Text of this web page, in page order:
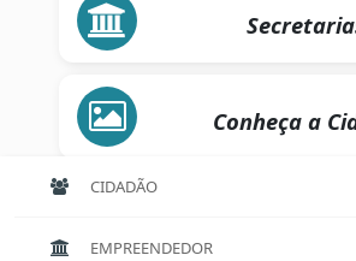
Conheça a
CIDADÃO
EMPREENDEDOR